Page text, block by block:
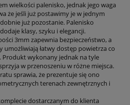
wielkości palenisko, jednak jego waga
że jeśli już postawimy je w jednym
już pozostanie. Palenisko
klasy, szyku i elegancji.
3mm zapewnia bezpieczeństwo, a
łatwy dostęp powietrza co
Produkt wykonany jednak na tyle
w przenoszeniu w różne miejsca.
sprawia, że prezentuje się ono
terenach zewnętrznych i
dostarczanym do klienta